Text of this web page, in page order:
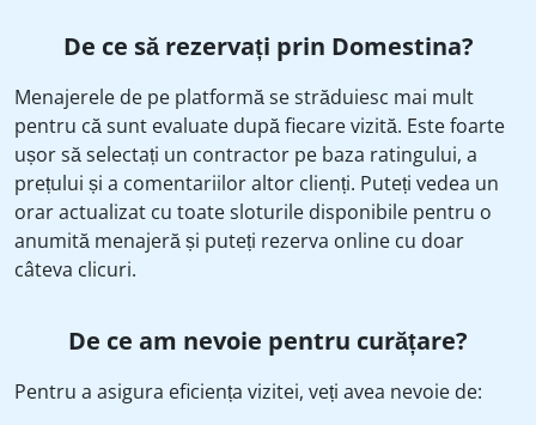
De ce să rezervați prin Domestina?
Menajerele de pe platformă se străduiesc mai mult
pentru că sunt evaluate după fiecare vizită. Este foarte
ușor să selectați un contractor pe baza ratingului, a
prețului și a comentariilor altor clienți. Puteți vedea un
orar actualizat cu toate sloturile disponibile pentru o
anumită menajeră și puteți rezerva online cu doar
câteva clicuri.
De ce am nevoie pentru curățare?
Pentru a asigura eficiența vizitei, veți avea nevoie de: